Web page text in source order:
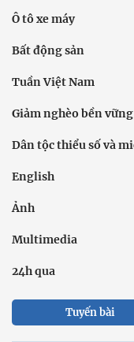
Ô tô xe máy
Bất động sản
Tuần Việt Nam
Giảm nghèo bền vững
Dân tộc thiểu số và
English
Ảnh
Multimedia
24h qua
Tuyến bài